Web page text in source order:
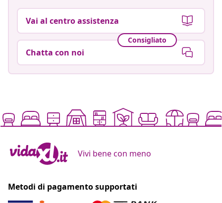
Vai al centro assistenza
Consigliato
Chatta con noi
Vivi bene con meno
Metodi di pagamento supportati